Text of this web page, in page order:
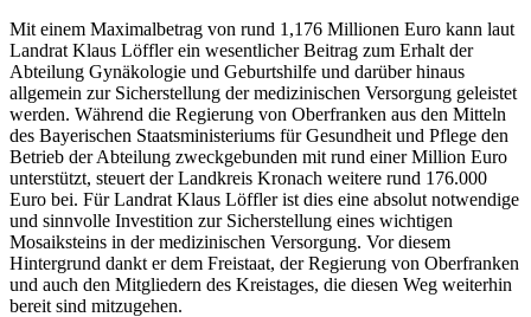
Mit einem Maximalbetrag von rund 1,176 Millionen Euro kann laut
Landrat Klaus Löffler ein wesentlicher Beitrag zum Erhalt der
Abteilung Gynäkologie und Geburtshilfe und darüber hinaus
allgemein zur Sicherstellung der medizinischen Versorgung geleistet
werden. Während die Regierung von Oberfranken aus den Mitteln
des Bayerischen Staatsministeriums für Gesundheit und Pflege den
Betrieb der Abteilung zweckgebunden mit rund einer Million Euro
unterstützt, steuert der Landkreis Kronach weitere rund 176.000
Euro bei. Für Landrat Klaus Löffler ist dies eine absolut notwendige
und sinnvolle Investition zur Sicherstellung eines wichtigen
Mosaiksteins in der medizinischen Versorgung. Vor diesem
Hintergrund dankt er dem Freistaat, der Regierung von Oberfranken
und auch den Mitgliedern des Kreistages, die diesen Weg weiterhin
bereit sind mitzugehen.